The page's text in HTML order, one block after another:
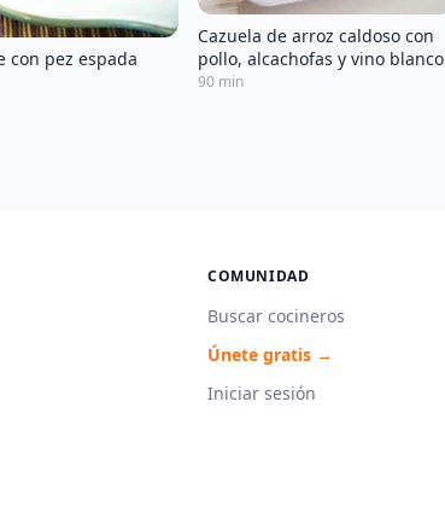
con pez espada
Cazuela de arroz caldoso con
pollo, alcachofas y vino blanco
90 min
COMUNIDAD
Buscar cocineros
Únete gratis →
Iniciar sesión